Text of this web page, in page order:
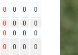
0 0 0
0
0 0 0
0
0 0 0
0
0 0 0
0